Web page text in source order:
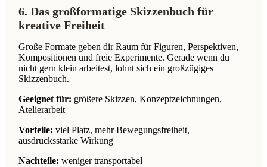
6. Das großformatige Skizzenbuch für
kreative Freiheit
Große Formate geben dir Raum für Figuren, Perspektiven,
Kompositionen und freie Experimente. Gerade wenn du
nicht gern klein arbeitest, lohnt sich ein großzügiges
Skizzenbuch.
Geeignet für: größere Skizzen, Konzeptzeichnungen,
Atelierarbeit
Vorteile: viel Platz, mehr Bewegungsfreiheit,
ausdrucksstarke Wirkung
Nachteile: weniger transportabel